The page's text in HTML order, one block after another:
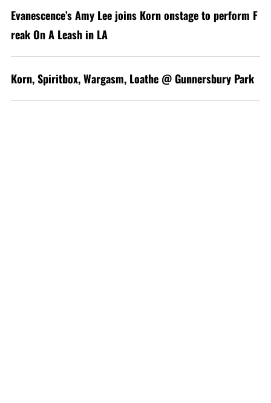
Evanescence’s Amy Lee joins Korn onstage to perform F
reak On A Leash in LA
Korn, Spiritbox, Wargasm, Loathe @ Gunnersbury Park